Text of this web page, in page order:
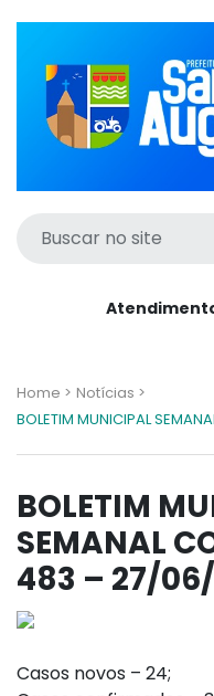
Home > Notícias >
BOLETIM MUNICIPAL
BOLETIM
SEMANAL
483 – 27/
Casos novos – 24;